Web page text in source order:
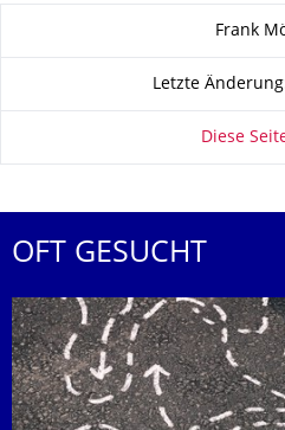
Frank
Letzte
Diese
OFT GESUCHT